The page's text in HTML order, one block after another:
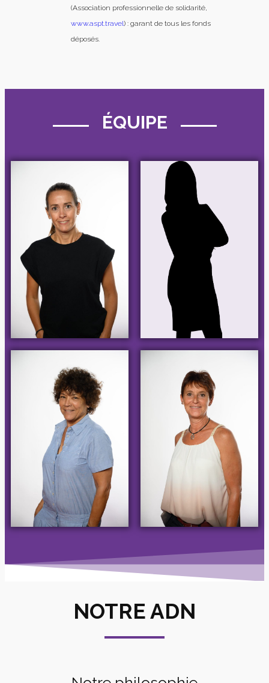
(Association professionnelle de solidarité,
www.aspt.travel) : garant de tous les fonds
déposés.
ÉQUIPE
NOTRE ADN